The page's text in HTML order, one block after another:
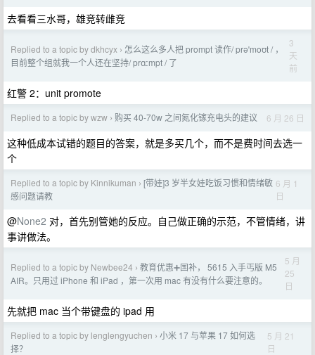
去看看三水哥，雄竞转雌竞
Replied to a topic by dkhcyx › 怎么这么多人把 prompt 读作/ prəˈmoʊt / ，
目前整个组就我一个人还在坚持/ prɑːmpt / 了
3
天
前
红警 2：unit promote
Replied to a topic by wzw › 购买 40-70w 之间氮化镓充电头的建议 6 月 26 日
这种低成本试错的题目的答案，就是多买几个，而不是费时间去选一
个
Replied to a topic by Kinnikuman › [带娃]3 岁半女娃吃饭习惯和情绪敏
感问题请教
6 月 1
日
@None2 对，首先别管她的反应。自己做正确的示范，不管情绪，讲
事讲做法。
Replied to a topic by Newbee24 › 教育优惠➕国补， 5615 入手丐版 M5
AIR。只用过 iPhone 和 iPad ，第一次用 mac 有没有什么要注意的。
5 月
25
日
先就把 mac 当个带键盘的 ipad 用
Replied to a topic by lenglengyuchen › 小米 17 与苹果 17 如何选
择？
5 月 21
日